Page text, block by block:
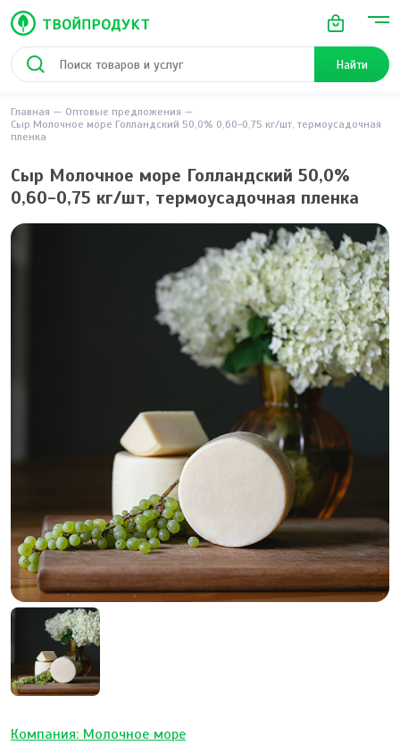
Найти
Главная
Оптовые предложения
Сыр Молочное море Голландский 50,0% 0,60-0,75 кг/шт, термоусадочная
пленка
Сыр Молочное море Голландский 50,0%
0,60-0,75 кг/шт, термоусадочная пленка
Компания: Молочное море